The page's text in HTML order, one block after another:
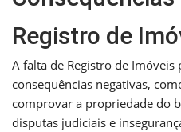
Registro de
A falta de Registro de Imóveis
consequências negativas,
comprovar a propriedade do
disputas judiciais e